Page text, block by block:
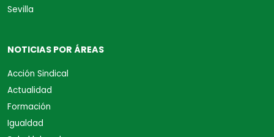
Sevilla
NOTICIAS POR ÁREAS
Acción Sindical
Actualidad
Formación
Igualdad